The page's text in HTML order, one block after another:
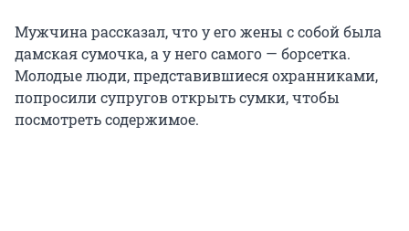
Мужчина рассказал, что у его жены с собой была
дамская сумочка, а у него самого — борсетка.
Молодые люди, представившиеся охранниками,
попросили супругов открыть сумки, чтобы
посмотреть содержимое.